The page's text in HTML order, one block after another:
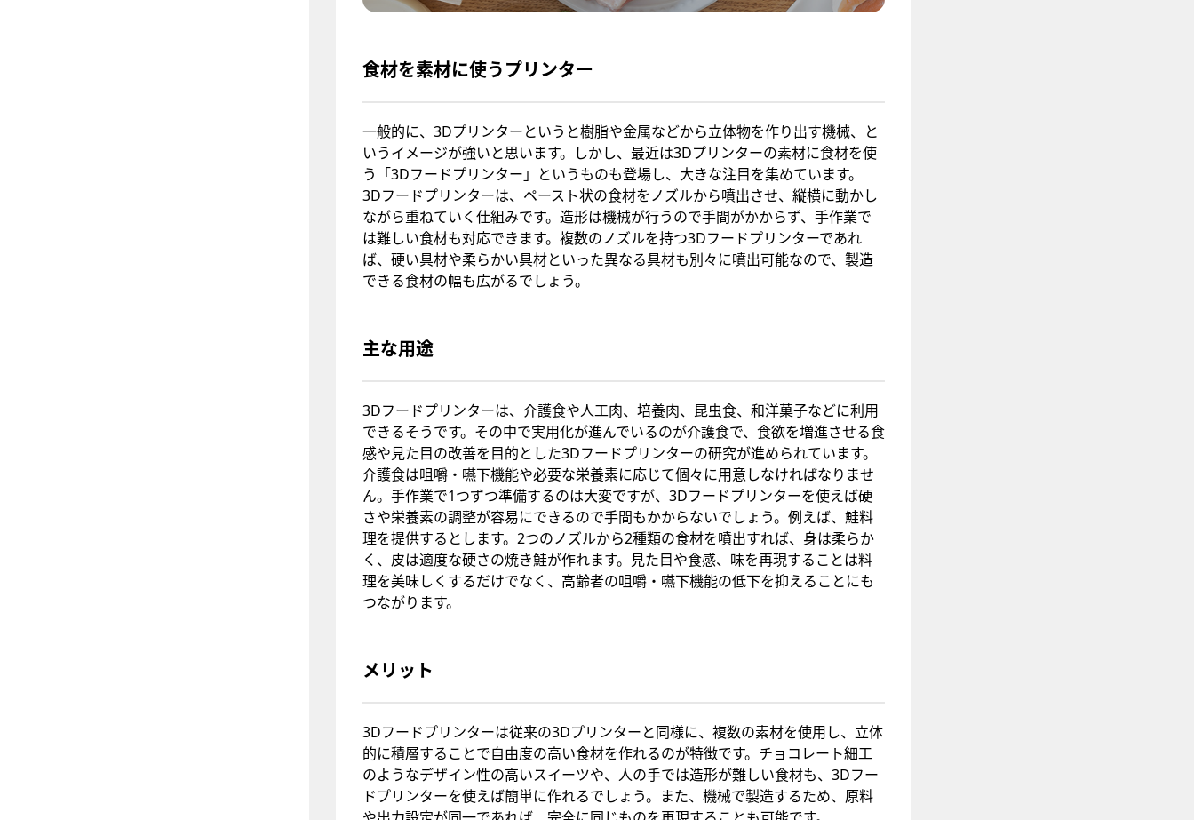
食材を素材に使うプリンター
一般的に、3Dプリンターというと樹脂や金属などから立体物を作り出す機械、と
いうイメージが強いと思います。しかし、最近は3Dプリンターの素材に食材を使
う「3Dフードプリンター」というものも登場し、大きな注目を集めています。
3Dフードプリンターは、ペースト状の食材をノズルから噴出させ、縦横に動かし
ながら重ねていく仕組みです。造形は機械が行うので手間がかからず、手作業で
は難しい食材も対応できます。複数のノズルを持つ3Dフードプリンターであれ
ば、硬い具材や柔らかい具材といった異なる具材も別々に噴出可能なので、製造
できる食材の幅も広がるでしょう。
主な用途
3Dフードプリンターは、介護食や人工肉、培養肉、昆虫食、和洋菓子などに利用
できるそうです。その中で実用化が進んでいるのが介護食で、食欲を増進させる食
感や見た目の改善を目的とした3Dフードプリンターの研究が進められています。
介護食は咀嚼・嚥下機能や必要な栄養素に応じて個々に用意しなければなりませ
ん。手作業で1つずつ準備するのは大変ですが、3Dフードプリンターを使えば硬
さや栄養素の調整が容易にできるので手間もかからないでしょう。例えば、鮭料
理を提供するとします。2つのノズルから2種類の食材を噴出すれば、身は柔らか
く、皮は適度な硬さの焼き鮭が作れます。見た目や食感、味を再現することは料
理を美味しくするだけでなく、高齢者の咀嚼・嚥下機能の低下を抑えることにも
つながります。
メリット
3Dフードプリンターは従来の3Dプリンターと同様に、複数の素材を使用し、立体
的に積層することで自由度の高い食材を作れるのが特徴です。チョコレート細工
のようなデザイン性の高いスイーツや、人の手では造形が難しい食材も、3Dフー
ドプリンターを使えば簡単に作れるでしょう。また、機械で製造するため、原料